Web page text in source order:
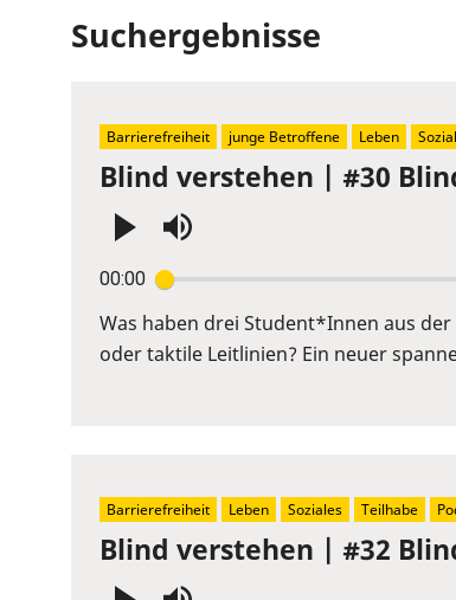
Suchergebnisse
Blind verstehen | #30
00:00
Enter
or
Space
Was haben drei Student*Innen aus
oder taktile Leitlinien? Ein neuer
Barrierefreiheit junge Betroffene Leben
Blind verstehen | #32
Barrierefreiheit Leben Soziales Teilhabe